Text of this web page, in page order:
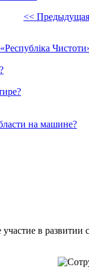
<<
на машине?
в